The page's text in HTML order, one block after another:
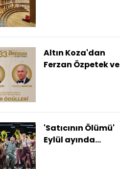
Altın Koza'dan
Ferzan Özpetek ve
'Satıcının Ölümü'
Eylül ayında